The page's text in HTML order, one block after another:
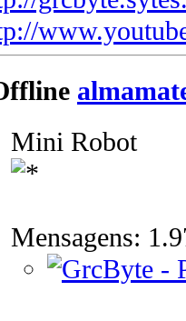
Mini Robot
Mensagens: